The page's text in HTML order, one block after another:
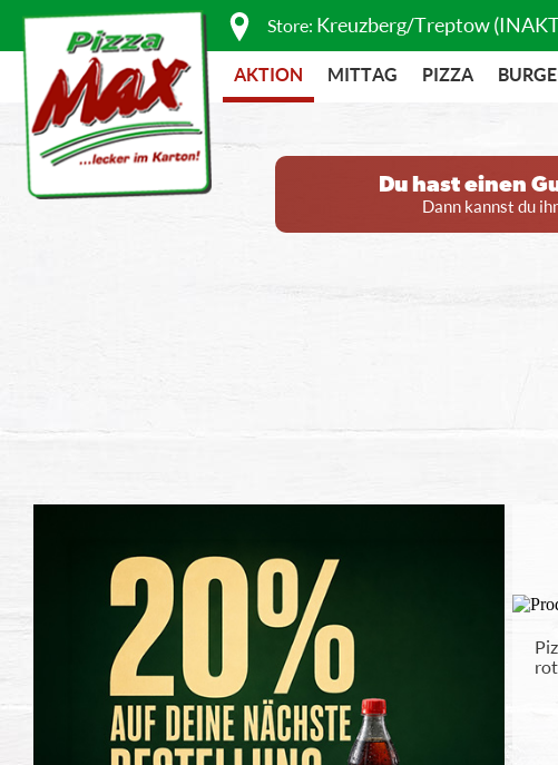
Store: Kreuzberg/Treptow
AKTION MITTAG PIZZA
Du hast einen
Dann kannst du